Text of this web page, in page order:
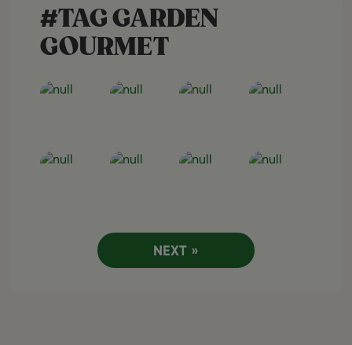
#TAG GARDEN
GOURMET
Open post Open post Open post Open post
Open post Open post Open post Open post
NEXT »